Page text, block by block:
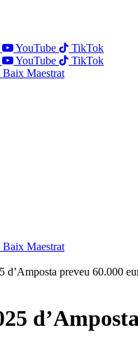
YouTube
TikTok
YouTube TikTok
d’Amposta preveu 60.000